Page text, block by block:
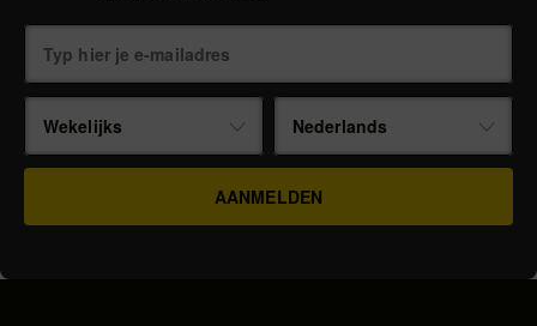
Wekelijks Nederlands